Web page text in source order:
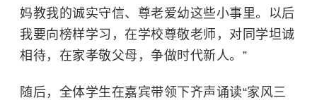
妈教我的诚实守信、尊老爱幼这些小事里。以后
我要向榜样学习，在学校尊敬老师，对同学坦诚
相待，在家孝敬父母，争做时代新人。”
随后，全体学生在嘉宾带领下齐声诵读“家风三